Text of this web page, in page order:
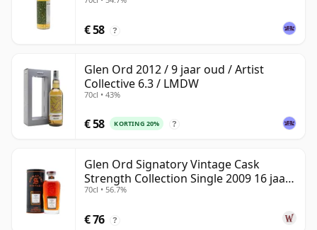
€ 58 ?
Glen Ord 2012 / 9 jaar oud / Artist
Collective 6.3 / LMDW
70cl • 43%
€ 58 KORTING 20% ?
Glen Ord Signatory Vintage Cask
Strength Collection Single 2009 16 jaar
oud
70cl • 56.7%
€ 76 ?